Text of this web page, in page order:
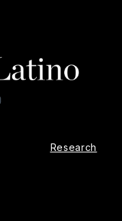
Research